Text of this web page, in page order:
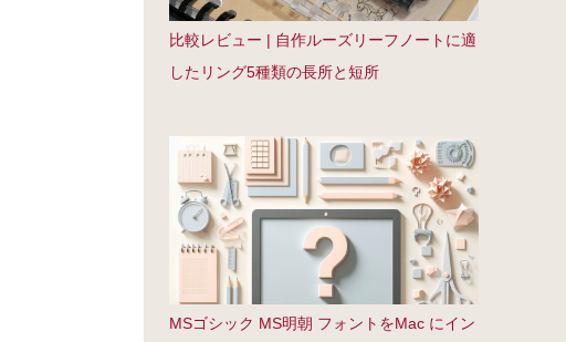
比較レビュー | 自作ルーズリーフノートに適
したリング5種類の長所と短所
MSゴシック MS明朝 フォントをMac にイン